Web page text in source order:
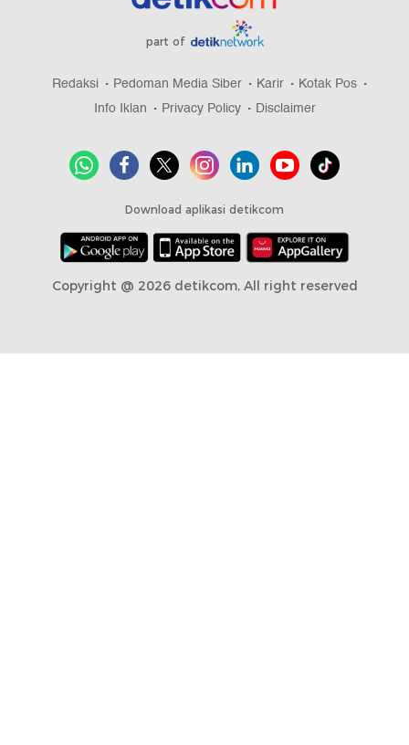
part of
Redaksi Pedoman Media Siber Karir
Kotak Pos
Info Iklan
Privacy Policy Disclaimer
Download aplikasi detikcom
Copyright @ 2026 detikcom, All right reserved